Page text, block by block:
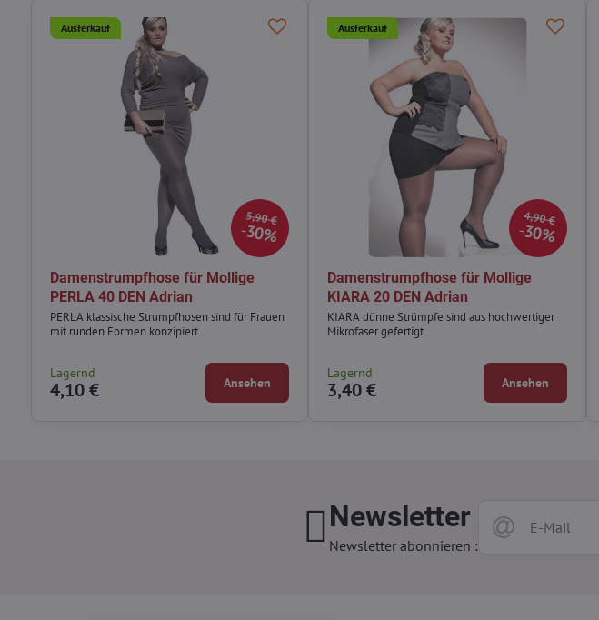
5,90 €
30%
Ausferkauf
Damenstrumpfhose für Mollige
PERLA 40 DEN Adrian
PERLA klassische Strumpfhosen sind für Frauen
mit runden Formen konzipiert.
Lagernd
4,10 € Ansehen
4,90 €
30%
Ausferkauf
Damenstrumpfhose für Mollige
KIARA 20 DEN Adrian
KIARA dünne Strümpfe sind aus hochwertiger
Mikrofaser gefertigt.
Lagernd
3,40 € Ansehen
Newsletter
Newsletter abonnieren :